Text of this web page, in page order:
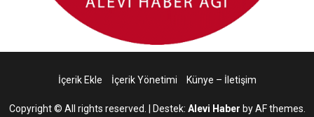
İçerik Ekle İçerik Yönetimi Künye – İletişim
Copyright © All rights reserved. | Destek: Alevi Haber by AF themes.